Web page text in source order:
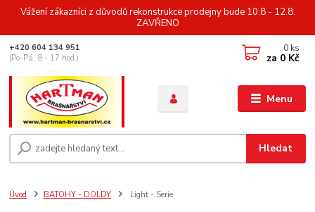
Vážení zákazníci z důvodů rekonstrukce prodejny bude 10.8 - 12.8.
ZAVŘENO
Menu
Hledat
+420 604 134 951
(Po-Pá, 8 - 17 hod.)
0 ks
za 0 Kč
Úvod BATOHY - DOLDY Light - Serie